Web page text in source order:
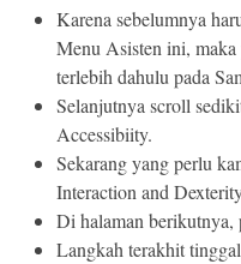
Karena sebelumnya
Menu Asisten ini, maka
terlebih dahulu pada
Selanjutnya scroll
Accessibiity.
Sekarang yang perlu
Interaction and
Di halaman
Langkah terakhit